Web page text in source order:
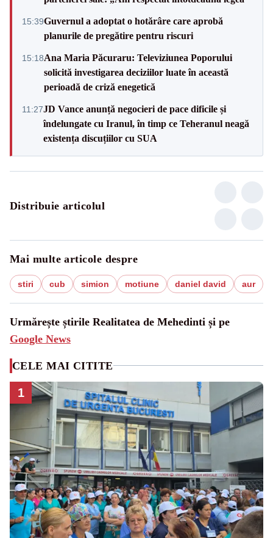
15:39Guvernul a adoptat o hotărâre care aprobă
planurile de pregătire pentru riscuri
15:18Ana Maria Păcuraru: Televiziunea Poporului
solicită investigarea deciziilor luate în această
perioadă de criză enegetică
11:27JD Vance anunță negocieri de pace dificile și
îndelungate cu Iranul, în timp ce Teheranul neagă
existența discuțiilor cu SUA
Distribuie articolul
Mai multe articole despre
stiri cub simion motiune daniel david aur
Urmărește știrile Realitatea de Mehedinti și pe
Google News
CELE MAI CITITE
1